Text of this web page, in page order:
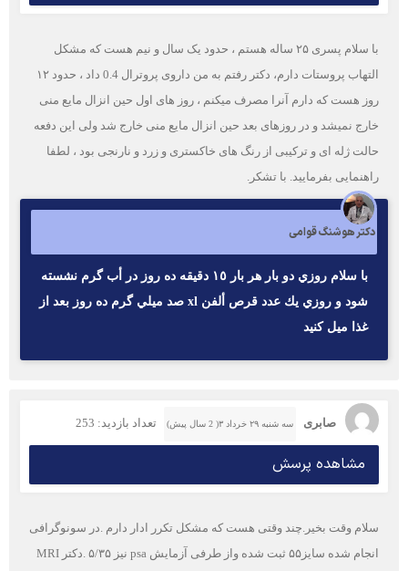
با سلام پسری ۲۵ ساله هستم ، حدود یک سال و نیم هست که مشکل
التهاب پروستات دارم، دکتر رفتم به من داروی پروترال 0.4 داد ، حدود ۱۲
روز هست که دارم آنرا مصرف میکنم ، روز های اول حین انزال مایع منی
خارج نمیشد و در روزهای بعد حین انزال مایع منی خارج شد ولی این دفعه
حالت ژله ای و ترکیبی از رنگ های خاکستری و زرد و نارنجی بود ، لطفا
راهنمایی بفرمایید. با تشکر.
دکتر هوشنگ قوامی
با سلام روزي دو بار هر بار ١٥ دقيقه ده روز در أب گرم نشسته
شود و روزي يك عدد قرص ألفن xl صد ميلي گرم ده روز بعد از
غذا ميل كنيد
صابری سه شنبه ۲۹ خرداد ۳( 2 سال پیش) تعداد بازدید: 253
مشاهده پرسش
سلام وقت بخیر.چند وقتی هست که مشکل تکرر ادار دارم .در سونوگرافی
انجام شده سایز۵۵ ثبت شده واز طرفی آزمایش psa نیز ۵/۳۵ .دکتر MRI